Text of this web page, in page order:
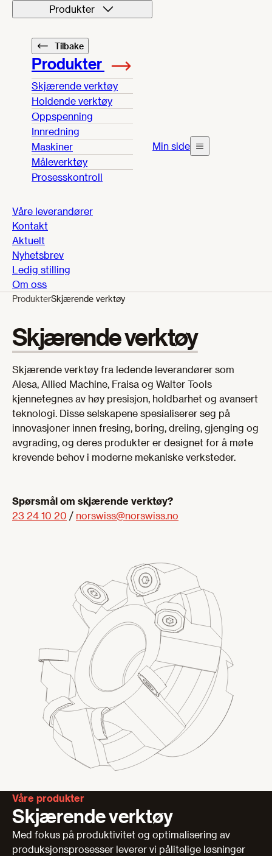
Produkter
Tilbake
Produkter
Skjærende verktøy
Holdende verktøy
Oppspenning
Innredning
Maskiner
Måleverktøy
Prosesskontroll
Våre leverandører
Kontakt
Aktuelt
Nyhetsbrev
Ledig stilling
Om oss
Min side
ProdukterSkjærende verktøy
Skjærende verktøy
Skjærende verktøy fra ledende leverandører som
Alesa, Allied Machine, Fraisa og Walter Tools
kjennetegnes av høy presisjon, holdbarhet og avansert
teknologi. Disse selskapene spesialiserer seg på
innovasjoner innen fresing, boring, dreiing, gjenging og
avgrading, og deres produkter er designet for å møte
krevende behov i moderne mekaniske verksteder.
Spørsmål om skjærende verktøy?
23 24 10 20 / norswiss@norswiss.no
Våre produkter
Skjærende verktøy
Med fokus på produktivitet og optimalisering av
produksjonsprosesser leverer vi pålitelige løsninger